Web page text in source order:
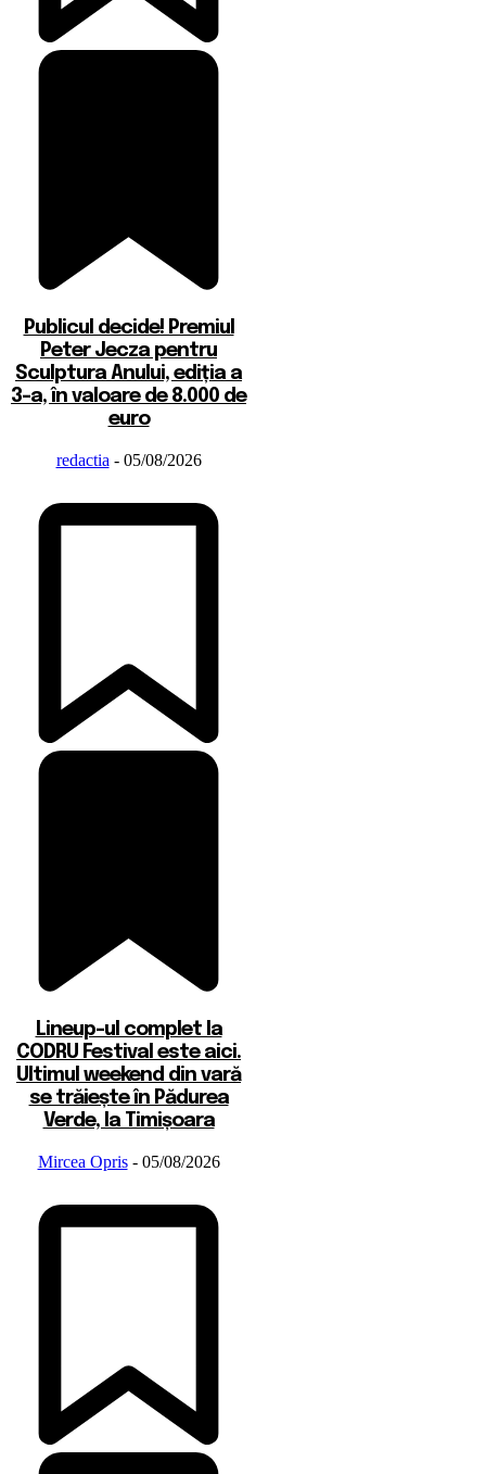
Publicul decide! Premiul
Peter Jecza pentru
Sculptura Anului, ediția a
3-a, în valoare de 8.000 de
euro
redactia - 05/08/2026
Lineup-ul complet la
CODRU Festival este aici.
Ultimul weekend din vară
se trăiește în Pădurea
Verde, la Timișoara
Mircea Opris - 05/08/2026